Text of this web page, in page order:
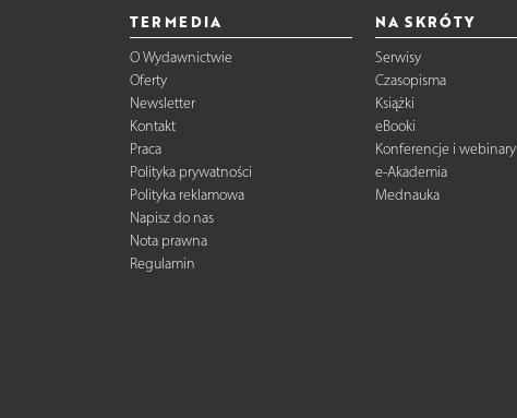
TERMEDIA
O Wydawnictwie
Oferty
Newsletter
Kontakt
Praca
Polityka prywatności
Polityka reklamowa
Napisz do nas
Nota prawna
Regulamin
NA SKRÓTY
Serwisy
Czasopisma
Książki
eBooki
Konferencje i webinary
e-Akademia
Mednauka